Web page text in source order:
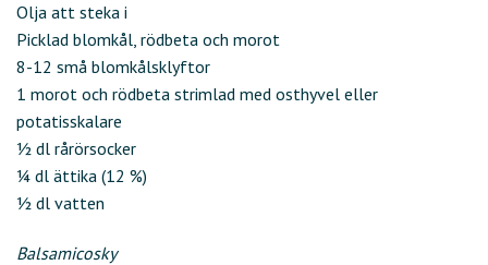
Olja att steka i
Picklad blomkål, rödbeta och morot
8-12 små blomkålsklyftor
1 morot och rödbeta strimlad med osthyvel eller
potatisskalare
½ dl rårörsocker
¼ dl ättika (12 %)
½ dl vatten
Balsamicosky